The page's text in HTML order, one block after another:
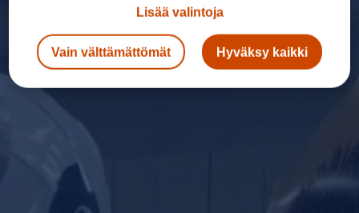
Lisää valintoja
Vain välttämättömät Hyväksy kaikki